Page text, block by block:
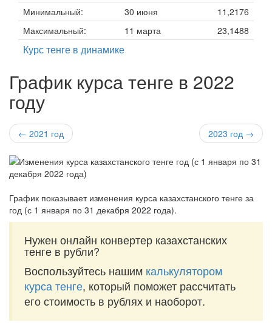
Минимальный:
30 июня
11,2176
Максимальный:
11 марта 23,1488
Курс тенге в динамике
График курса тенге в 2022
году
← 2021 год 2023 год →
График показывает изменения курса казахстанского тенге за
год (с 1 января по 31 декабря 2022 года).
Нужен онлайн конвертер казахстанских
тенге в рубли?
Воспользуйтесь нашим калькулятором
курса тенге, который поможет рассчитать
его стоимость в рублях и наоборот.